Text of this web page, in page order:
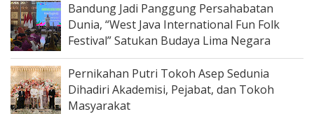
Bandung Jadi Panggung Persahabatan
Dunia, “West Java International Fun Folk
Festival” Satukan Budaya Lima Negara
Pernikahan Putri Tokoh Asep Sedunia
Dihadiri Akademisi, Pejabat, dan Tokoh
Masyarakat